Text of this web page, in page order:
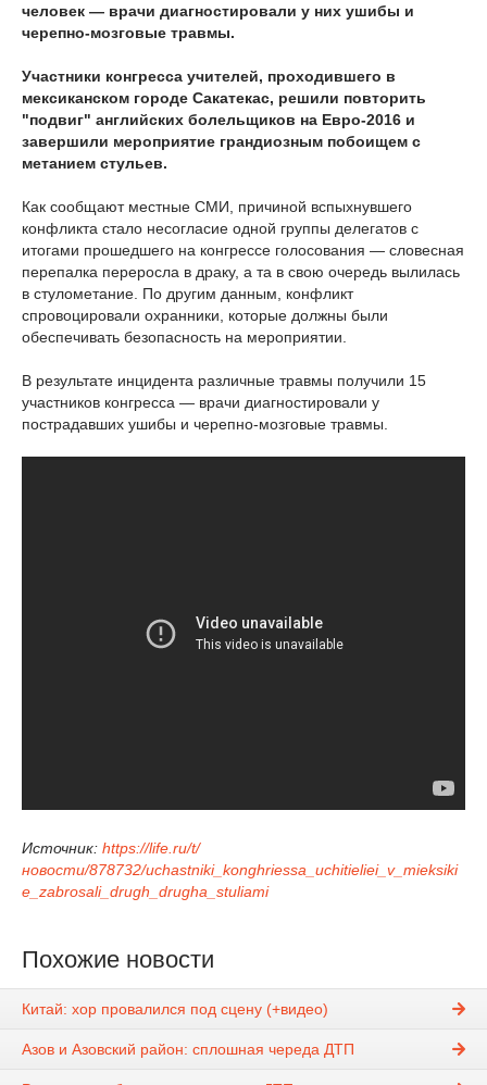
человек — врачи диагностировали у них ушибы и
черепно-мозговые травмы.
Участники конгресса учителей, проходившего в
мексиканском городе Сакатекас, решили повторить
"подвиг" английских болельщиков на Евро-2016 и
завершили мероприятие грандиозным побоищем с
метанием стульев.
Как сообщают местные СМИ, причиной вспыхнувшего
конфликта стало несогласие одной группы делегатов с
итогами прошедшего на конгрессе голосования — словесная
перепалка переросла в драку, а та в свою очередь вылилась
в стулометание. По другим данным, конфликт
спровоцировали охранники, которые должны были
обеспечивать безопасность на мероприятии.
В результате инцидента различные травмы получили 15
участников конгресса — врачи диагностировали у
пострадавших ушибы и черепно-мозговые травмы.
Источник: https://life.ru/t/
новости/878732/uchastniki_konghriessa_uchitieliei_v_mieksiki
e_zabrosali_drugh_drugha_stuliami
Похожие новости
Китай: хор провалился под сцену (+видео)
Азов и Азовский район: сплошная череда ДТП